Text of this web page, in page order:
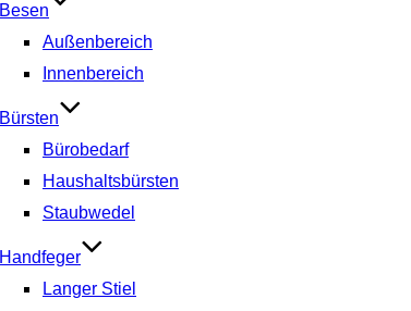
Besen
Außenbereich
Innenbereich
Bürsten
Bürobedarf
Haushaltsbürsten
Staubwedel
Handfeger
Langer Stiel